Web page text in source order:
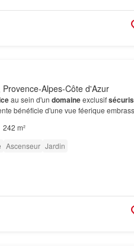
Alpes-Côte d'Azur
au sein d'un domaineexclusif
bénéficie d'une vue féerique
couche…
242 m²
Ascenseur Jardin